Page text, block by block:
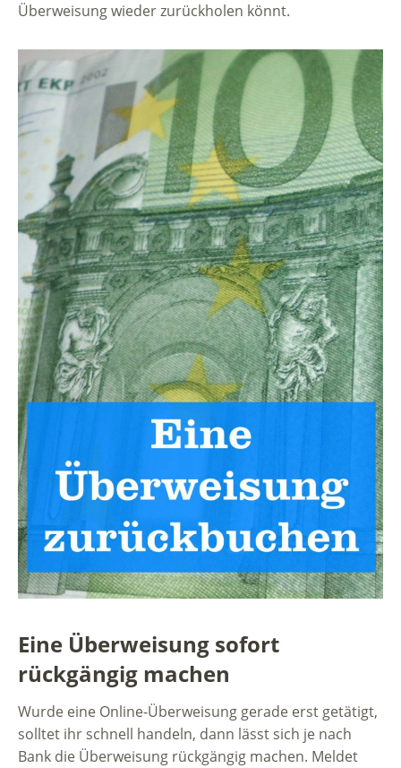
Überweisung wieder zurückholen könnt.
Eine Überweisung sofort
rückgängig machen
Wurde eine Online-Überweisung gerade erst getätigt,
solltet ihr schnell handeln, dann lässt sich je nach
Bank die Überweisung rückgängig machen. Meldet